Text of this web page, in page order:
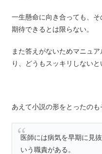
一生懸命に向き合っても、
期待できるとは限らない。
また答えがないためマニュ
り、どうもスッキリしないと
あえて小説の形をとったのも
医師には病気を早期に見
いう職責がある。